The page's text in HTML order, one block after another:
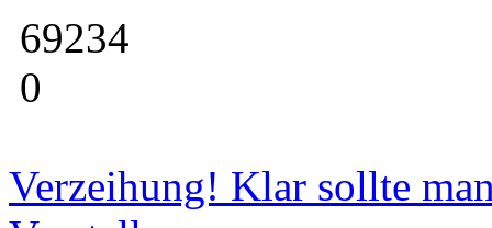
69234
0
Verzeihung! Klar sollte